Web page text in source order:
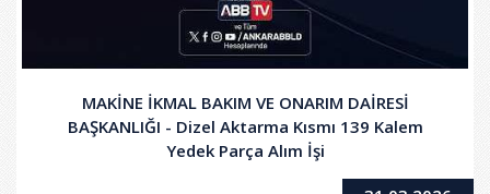
MAKİNE İKMAL BAKIM VE ONARIM DAİRESİ
BAŞKANLIĞI - Dizel Aktarma Kısmı 139 Kalem
Yedek Parça Alım İşi